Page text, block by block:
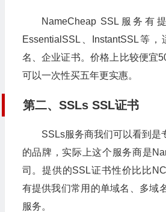
NameCheap SSL服务有
EssentialSSL、InstantSSL等
名、企业证书。价格上比较便宜
可以一次性买五年更实惠。
第二、SSLs SSL证书
SSLs服务商我们可以看到是
的品牌，实际上这个服务商是
司。提供的SSL证书性价比比
有提供我们常用的单域名、多域
服务。